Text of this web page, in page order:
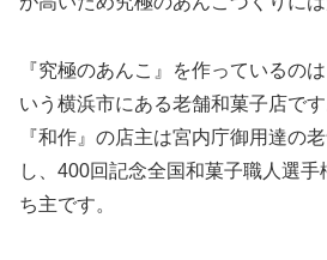
『究極のあんこ』を作っているの
いう横浜市にある老舗和菓子店です
『和作』の店主は宮内庁御用達の
し、400回記念全国和菓子職人選
ち主です。